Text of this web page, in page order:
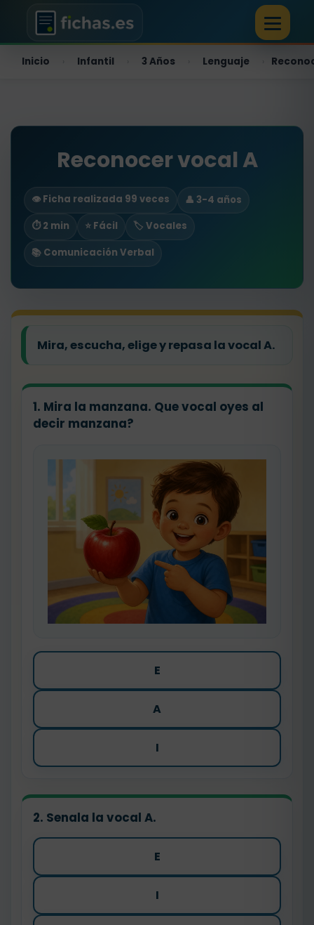
Inicio Infantil 3 Años Lenguaje
Reconocer vocal A
👁️ Ficha realizada 99 veces
👤 3-4 años
⏱ 2 min
⭐ Fácil
🏷️ Vocales
📚 Comunicación Verbal
Mira, escucha, elige y repasa la vocal A.
1. Mira la manzana. Que vocal oyes al
decir manzana?
E
A
I
2. Senala la vocal A.
E
I